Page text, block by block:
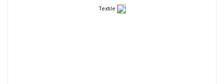
Textile